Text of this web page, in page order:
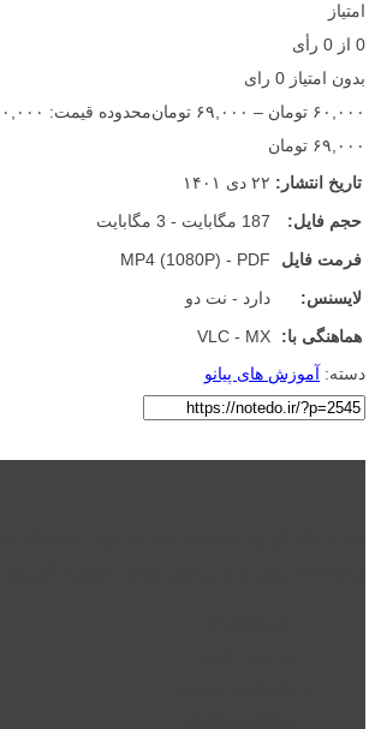
امتیاز
0 از 0 رأی
بدون امتیاز 0 رای
۶۰,۰۰۰ تومان – ۶۹,۰۰۰ تومان
۶۹,۰۰۰ تومان
تاریخ انتشار: ۲۲ دی ۱۴۰۱
حجم فایل:
187 مگابایت - 3 مگابایت
فرمت فایل
MP4 (1080P) - PDF
لایسنس:
دارد - نت دو
هماهنگی با:
VLC - MX
دسته: آموزش های پیانو